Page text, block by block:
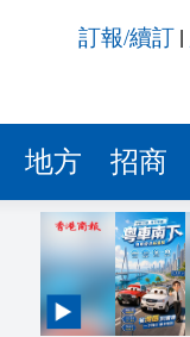
訂報/續訂
地方 招商